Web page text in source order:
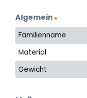
Algemein
Familienname
Material
Gewicht